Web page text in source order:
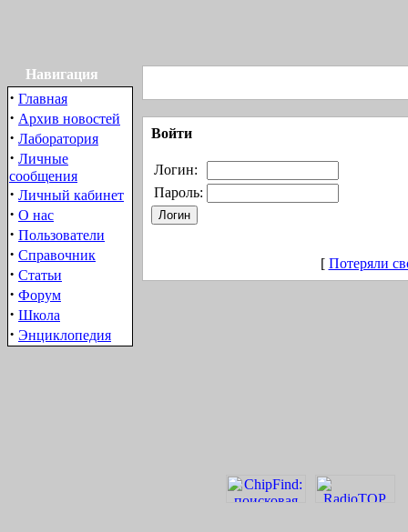
Навигация
· Главная
· Архив новостей
· Лаборатория
· Личные
сообщения
· Личный кабинет
· О нас
· Пользователи
· Справочник
· Статьи
· Форум
· Школа
· Энциклопедия
Войти
Логин:
Пароль:
[ Потеряли